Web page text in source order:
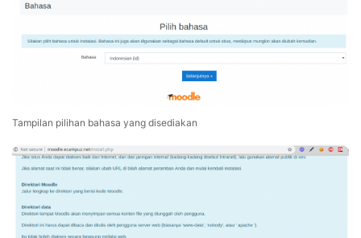
Tampilan pilihan bahasa yang disediakan